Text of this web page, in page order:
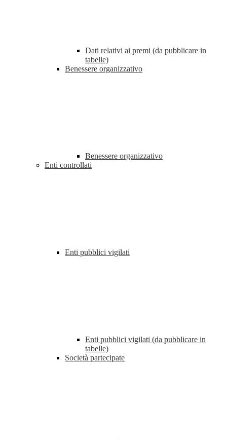
Dati relativi ai premi (da pubblicare in
tabelle)
Benessere organizzativo
Benessere organizzativo
Enti controllati
Enti pubblici vigilati
Enti pubblici vigilati (da pubblicare in
tabelle)
Società partecipate